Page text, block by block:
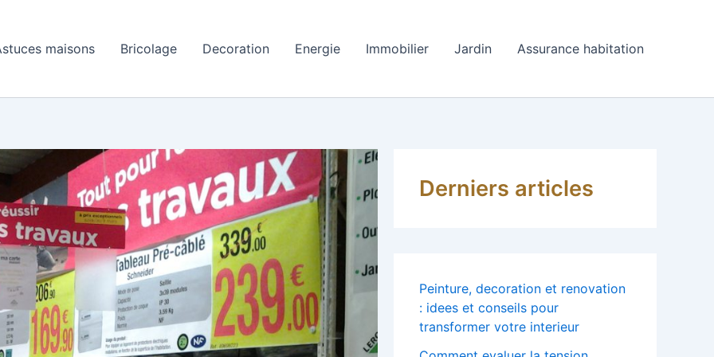
maisons Bricolage Decoration Energie Immobilier Jardin Assurance habitation
Derniers articles
Peinture, decoration et renovation
: idees et conseils pour
transformer votre interieur